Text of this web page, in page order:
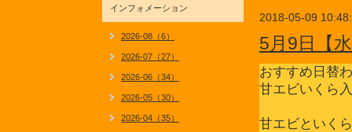
2018-05-09
5月9日【
おすすめ日替
甘エビいくら
甘エビといく
インフォメーション
2026-08（6）
2026-07（27）
2026-06（34）
2026-05（30）
2026-04（35）